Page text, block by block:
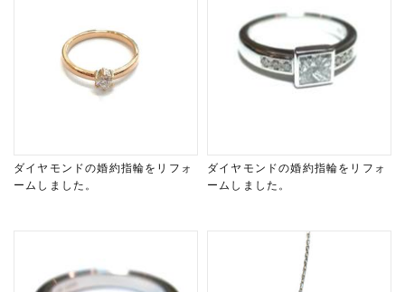
ダイヤモンドの婚約指輪をリフォ
ームしました。
ダイヤモンドの婚約指輪をリフォ
ームしました。